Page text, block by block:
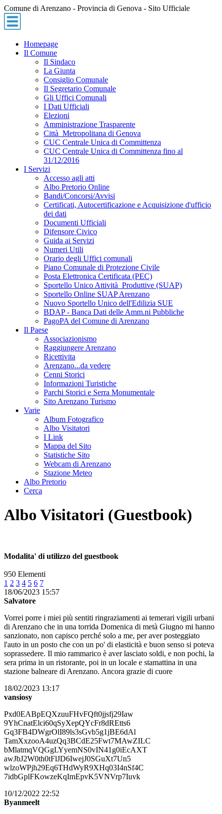
Comune di Arenzano - Provincia di Genova - Sito Ufficiale
Homepage
Il Comune
Il Sindaco
La Giunta
Consiglio Comunale
Il Segretario Comunale
Gli Uffici Comunali
I Dati Ufficiali
Elezioni
Amministrazione Trasparente
Città Metropolitana di Genova
CUC Centrale Unica di Committenza
CUC Centrale Unica di Committenza fino al
31/12/2016
I Servizi
Accesso agli atti
Albo Pretorio Online
Bandi/Concorsi/Avvisi
Certificati, Autocertificazione e Acquisizione d'ufficio
dei dati
Documenti Ufficiali
Difensore Civico
Guida ai Servizi
Numeri Utili
Orario degli Uffici comunali
Piano Comunale di Protezione Civile
Posta Elettronica Certificata (PEC)
Sportello Unico Attività Produttive (SUAP)
Sportello Online SUAP Arenzano
Nuovo Sportello Unico dell'Edilizia SUE
BDAP - Banca Dati delle Amm.ni Pubbliche
PagoPA del Comune di Arenzano
Il Paese
Associazionismo
Raggiungere Arenzano
Ricettivita
Arenzano...da vedere
Cenni Storici
Informazioni Turistiche
Parchi Storici e Serra Monumentale
Sito Arenzano Turismo
Varie
Album Fotografico
Albo Visitatori
I Link
Mappa del Sito
Statistiche Sito
Webcam di Arenzano
Stazione Meteo
Albo Pretorio
Cerca
Albo Visitatori (Guestbook)
Modalita' di utilizzo del guestbook
950 Elementi
1 2 3 4 5 6 7
18/06/2023 15:57
Salvatore
Vorrei porre i miei più sentiti ringraziamenti ai temerari vigili urbani
di Arenzano che in una torrida Domenica di metà Giugno mi hanno
sanzionato, non capisco perché solo a me, per aver posteggiato
l'auto in un posto che con un po' di elasticità e buon senso si poteva
soprassedere. Il mio rammarico è aver lasciato soldi, e non pochi, la
sera prima in un ristorante, poi in un locale e stamattina in una
stazione balneare di Arenzano. Ancora grazie di cuore
18/02/2023 13:17
vansiosy
Pxd0EABpEQXzuuFHvFQft0jjsfj29Iaw
9YhCnatElci60qSyXepQYcFr8dREtts6
Gq3FB4DWgrOlI89ls3sGvb5g1jBE6dAl
TamXxzooA4uzQq3BCdE25Fwt7MAwZILC
bMlatmqVQGgLYyemNS0vIN41g0iEcAXT
awJbJ2W0th0tFlJD6IwejJ0SGuXt7Un5
wlzoWPjh29Eq6THdWyR9XHq03I4nSf4C
7idbGplFKowzeKqImEpvK5VNVrp7Iuvk
10/12/2022 22:52
Byanmeelt